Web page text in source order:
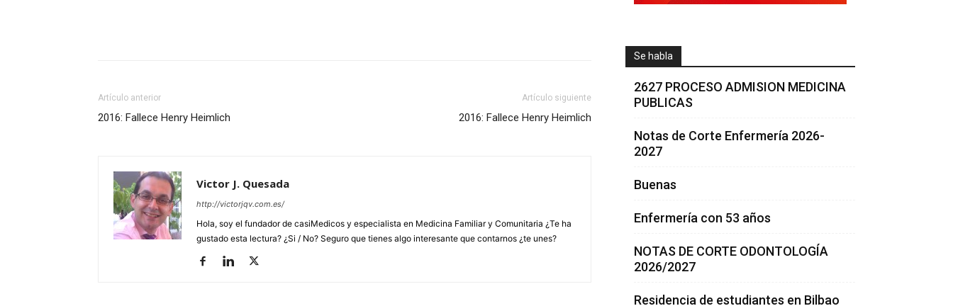
Artículo anterior
2016: Fallece Henry Heimlich
Artículo siguiente
2016: Fallece Henry Heimlich
Victor J. Quesada
http://victorjqv.com.es/
Hola, soy el fundador de casiMedicos y especialista en Medicina Familiar y Comunitaria ¿Te ha
gustado esta lectura? ¿Si / No? Seguro que tienes algo interesante que contarnos ¿te unes?
Se habla
2627 PROCESO ADMISION MEDICINA
PUBLICAS
Notas de Corte Enfermería 2026-
2027
Buenas
Enfermería con 53 años
NOTAS DE CORTE ODONTOLOGÍA
2026/2027
Residencia de estudiantes en Bilbao